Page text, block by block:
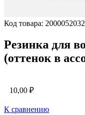
Код товара:
Резинка для
(оттенок в
10,00 ₽
К сравнению